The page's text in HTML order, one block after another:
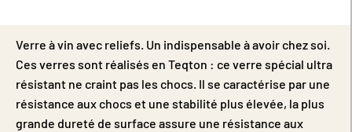
Verre à vin avec reliefs. Un indispensable à avoir chez soi.
Ces verres sont réalisés en Teqton : ce verre spécial ultra
résistant ne craint pas les chocs. Il se caractérise par une
résistance aux chocs et une stabilité plus élevée, la plus
grande dureté de surface assure une résistance aux